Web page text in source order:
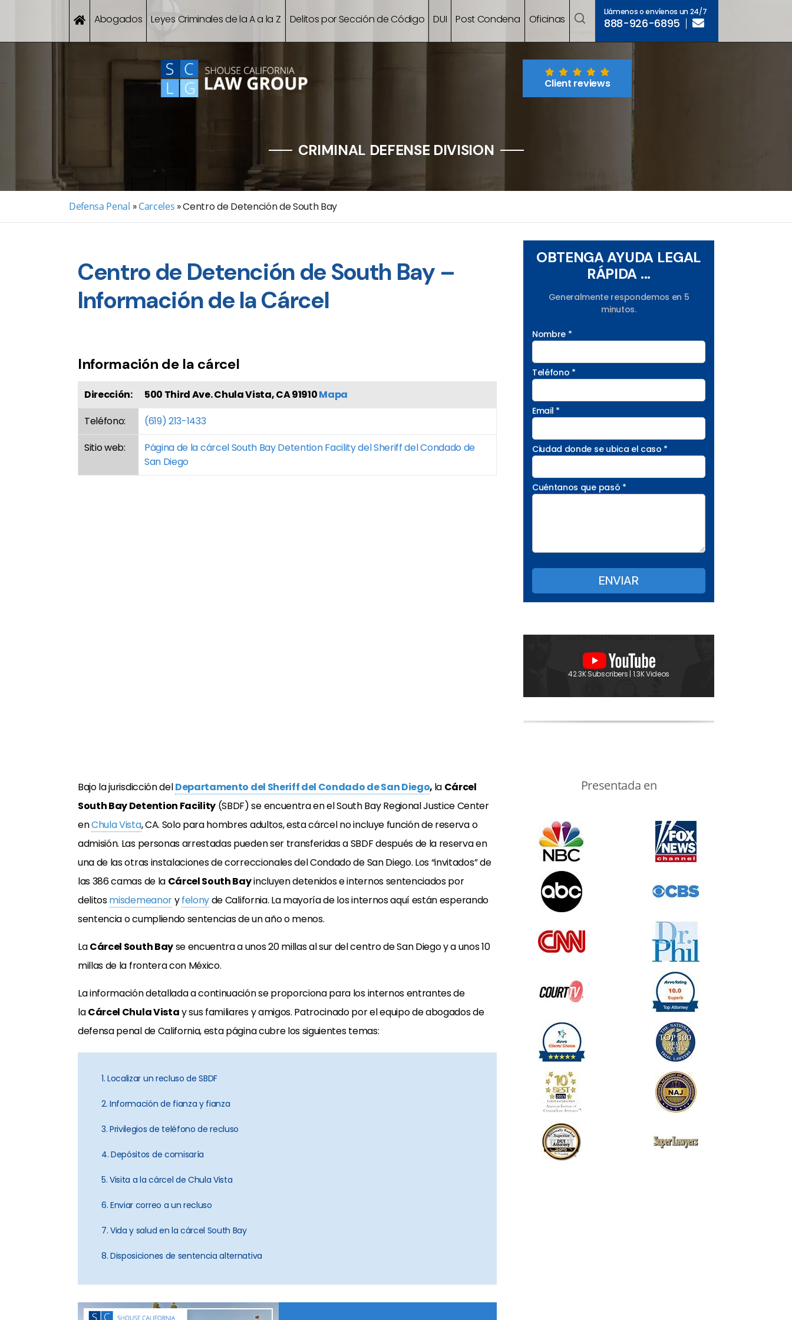
Abogados Leyes Criminales de la A a la Z Delitos por Sección de Código DUI Post Condena Oficinas
Llámenos o envíenos un 24/7
888-926-6895
Client reviews
CRIMINAL DEFENSE DIVISION
Defensa Penal » Carceles »Centro de Detención de South Bay
Centro de Detención de South Bay –
Información de la Cárcel
Información de la cárcel
Dirección: 500 Third Ave. Chula Vista, CA 91910Mapa
Teléfono:
(619) 213-1433
Sitio web:
Página de la cárcel South Bay Detention Facility del Sheriff del Condado de
San Diego
Bajo la jurisdicción delDepartamento del Sheriff del Condado de San Diego, la Cárcel
South Bay Detention Facility (SBDF) se encuentra en el South Bay Regional Justice Center
enChula Vista, CA. Solo para hombres adultos, esta cárcel no incluye función de reserva o
admisión. Las personas arrestadas pueden ser transferidas a SBDF después de la reserva en
una de las otras instalaciones de correccionales del Condado de San Diego. Los “invitados” de
las 386 camas de la Cárcel South Bayincluyen detenidos e internos sentenciados por
delitosmisdemeanoryfelonyde California. La mayoría de los internos aquí están esperando
sentencia o cumpliendo sentencias de un año o menos.
LaCárcel South Bayse encuentra a unos 20 millas al sur del centro de San Diego y a unos 10
millas de la frontera con México.
La información detallada a continuación se proporciona para los internos entrantes de
laCárcel Chula Vistay sus familiares y amigos. Patrocinado por el equipo de abogados de
defensa penal de California, esta página cubre los siguientes temas:
1. Localizar un recluso de SBDF
2. Información de fianza y fianza
3. Privilegios de teléfono de recluso
4. Depósitos de comisaría
5. Visita a la cárcel de Chula Vista
6. Enviar correo a un recluso
7. Vida y salud en la cárcel South Bay
8. Disposiciones de sentencia alternativa
OBTENGA AYUDA LEGAL
RÁPIDA ...
Generalmente respondemos en 5
minutos.
Nombre *
Teléfono *
Email *
Ciudad donde se ubica el caso *
Cuéntanos que pasó *
42.3K Subscribers | 1.3K Videos
Presentada en